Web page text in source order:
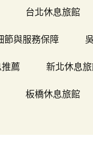
台北休息旅館
節與服務保障
薦 新北休息
板橋休息旅館